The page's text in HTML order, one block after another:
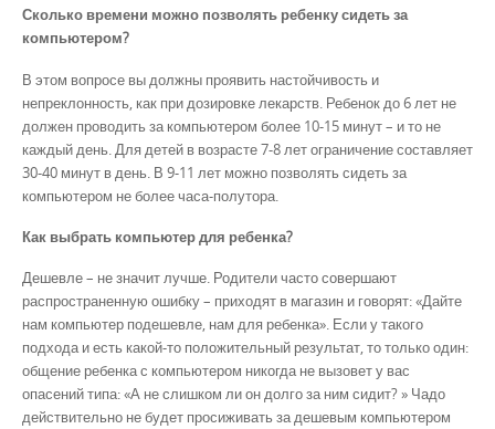
Сколько времени можно позволять ребенку сидеть за
компьютером?
В этом вопросе вы должны проявить настойчивость и
непреклонность, как при дозировке лекарств. Ребенок до 6 лет не
должен проводить за компьютером более 10-15 минут – и то не
каждый день. Для детей в возрасте 7-8 лет ограничение составляет
30-40 минут в день. В 9-11 лет можно позволять сидеть за
компьютером не более часа-полутора.
Как выбрать компьютер для ребенка?
Дешевле – не значит лучше. Родители часто совершают
распространенную ошибку – приходят в магазин и говорят: «Дайте
нам компьютер подешевле, нам для ребенка». Если у такого
подхода и есть какой-то положительный результат, то только один:
общение ребенка с компьютером никогда не вызовет у вас
опасений типа: «А не слишком ли он долго за ним сидит? » Чадо
действительно не будет просиживать за дешевым компьютером